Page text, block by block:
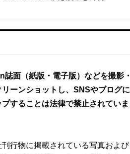
誌面（紙版・電子版）などを撮影・
リーンショットし、SNSやブログに
プすることは法律で禁止されていま
刊行物に掲載されている写真および